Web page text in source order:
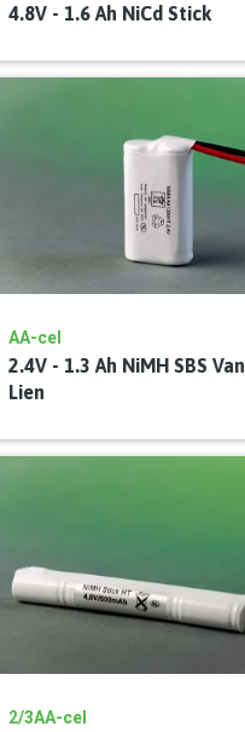
4.8V - 1.6 Ah NiCd Stick
AA-cel
2.4V - 1.3 Ah NiMH SBS Van
Lien
2/3AA-cel